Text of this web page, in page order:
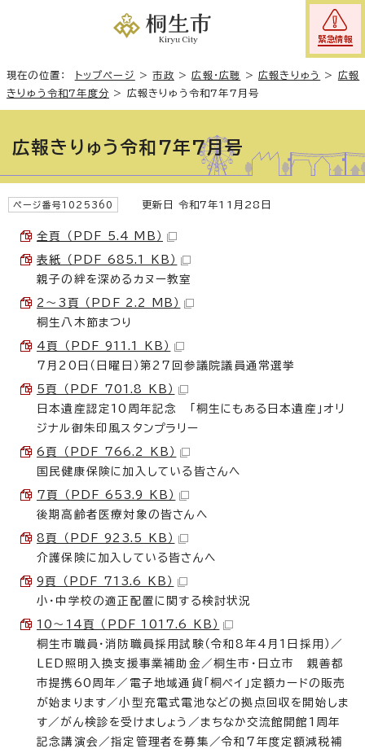
緊急情報
現在の位置： トップページ >市政 >広報・広聴 >広報きりゅう > 広報
きりゅう令和7年度分 > 広報きりゅう令和7年7月号
広報きりゅう令和7年7月号
ページ番号1025360 更新日 令和7年11月28日
全頁 （PDF 5.4 MB）
表紙 （PDF 685.1 KB）
親子の絆を深めるカヌー教室
2〜3頁 （PDF 2.2 MB）
桐生八木節まつり
4頁 （PDF 911.1 KB）
7月20日（日曜日）第27回参議院議員通常選挙
5頁 （PDF 701.8 KB）
日本遺産認定10周年記念 「桐生にもある日本遺産」オリ
ジナル御朱印風スタンプラリー
6頁 （PDF 766.2 KB）
国民健康保険に加入している皆さんへ
7頁 （PDF 653.9 KB）
後期高齢者医療対象の皆さんへ
8頁 （PDF 923.5 KB）
介護保険に加入している皆さんへ
9頁 （PDF 713.6 KB）
小・中学校の適正配置に関する検討状況
10～14頁 （PDF 1017.6 KB）
桐生市職員・消防職員採用試験（令和8年4月1日採用）／
LED照明入換支援事業補助金／桐生市・日立市 親善都
市提携60周年／電子地域通貨「桐ペイ」定額カードの販売
が始まります／小型充電式電池などの拠点回収を開始しま
す／がん検診を受けましょう／まちなか交流館開館1周年
記念講演会／指定管理者を募集／令和7年度定額減税補